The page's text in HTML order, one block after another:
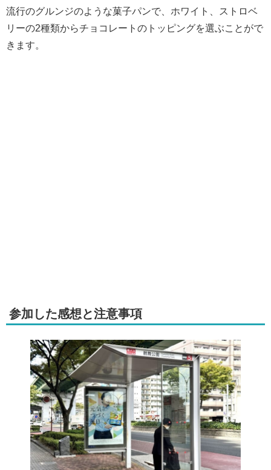
流行のグルンジのような菓子パンで、ホワイト、ストロベ
リーの2種類からチョコレートのトッピングを選ぶことがで
きます。
参加した感想と注意事項